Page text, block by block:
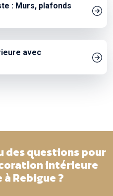
: Murs, plafonds
avec
des questions pour
intérieure
Rebigue ?